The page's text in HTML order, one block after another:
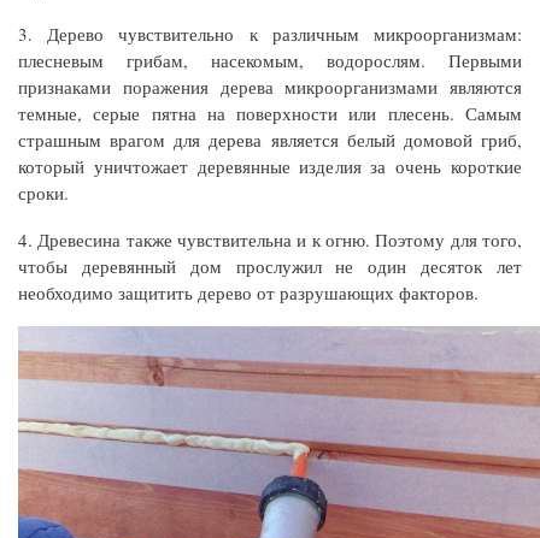
3. Дерево чувствительно к различным микроорганизмам:
плесневым грибам, насекомым, водорослям. Первыми
признаками поражения дерева микроорганизмами являются
темные, серые пятна на поверхности или плесень. Самым
страшным врагом для дерева является белый домовой гриб,
который уничтожает деревянные изделия за очень короткие
сроки.
4. Древесина также чувствительна и к огню. Поэтому для того,
чтобы деревянный дом прослужил не один десяток лет
необходимо защитить дерево от разрушающих факторов.